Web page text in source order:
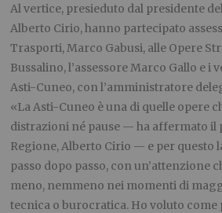
Al vertice, presieduto dal presidente
Alberto Cirio, hanno partecipato
Trasporti, Marco Gabusi, alle Opere
Bussalino, l’assessore Marco Gallo e i
Asti-Cuneo, con l’amministratore
«La Asti-Cuneo è una di quelle opere
distrazioni né pause — ha affermato il
Regione, Alberto Cirio — e per questo
passo dopo passo, con un’attenzione
meno, nemmeno nei momenti di
tecnica o burocratica. Ho voluto come